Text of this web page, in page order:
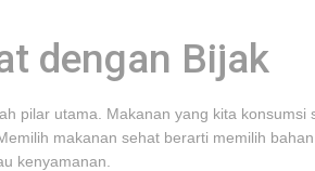
dengan Bijak
pilar utama. Makanan yang kita konsumsi
makanan sehat berarti memilih
kenyamanan.